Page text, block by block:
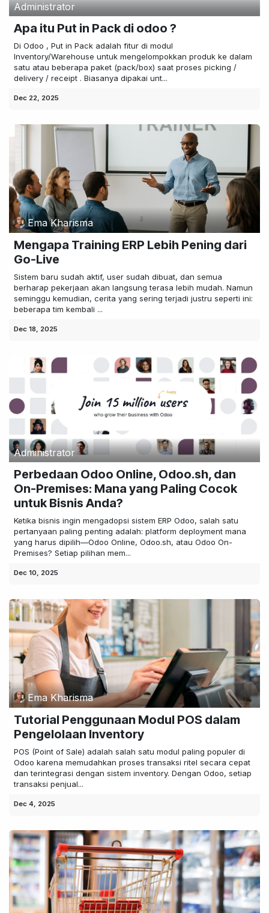
Administrator
Apa itu Put in Pack di odoo ?
Di Odoo , Put in Pack adalah fitur di modul
Inventory/Warehouse untuk mengelompokkan produk ke dalam
satu atau beberapa paket (pack/box) saat proses picking /
delivery / receipt . Biasanya dipakai unt...
Dec 22, 2025
Ema Kharisma
Mengapa Training ERP Lebih Pening dari
Go-Live
Sistem baru sudah aktif, user sudah dibuat, dan semua
berharap pekerjaan akan langsung terasa lebih mudah. Namun
seminggu kemudian, cerita yang sering terjadi justru seperti ini:
beberapa tim kembali ...
Dec 18, 2025
Administrator
Perbedaan Odoo Online, Odoo.sh, dan
On-Premises: Mana yang Paling Cocok
untuk Bisnis Anda?
Ketika bisnis ingin mengadopsi sistem ERP Odoo, salah satu
pertanyaan paling penting adalah: platform deployment mana
yang harus dipilih—Odoo Online, Odoo.sh, atau Odoo On-
Premises? Setiap pilihan mem...
Dec 10, 2025
Ema Kharisma
Tutorial Penggunaan Modul POS dalam
Pengelolaan Inventory
POS (Point of Sale) adalah salah satu modul paling populer di
Odoo karena memudahkan proses transaksi ritel secara cepat
dan terintegrasi dengan sistem inventory. Dengan Odoo, setiap
transaksi penjual...
Dec 4, 2025